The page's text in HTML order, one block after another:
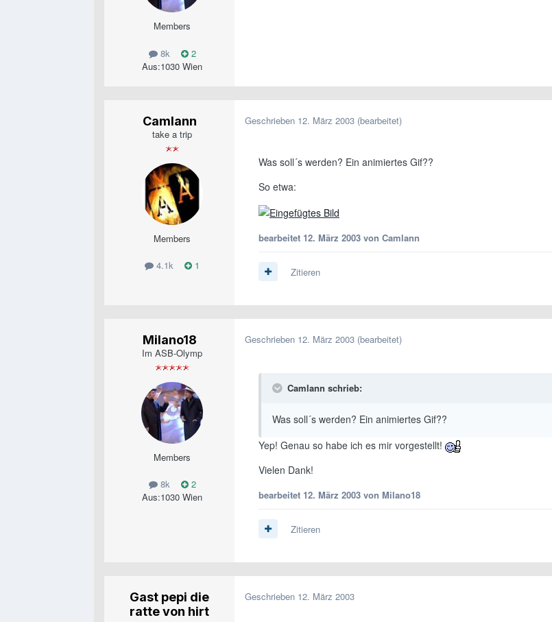
Members
8k
2
Aus:1030 Wien
Camlann
take a trip
Members
4.1k 1
Geschrieben 12. März 2003 (bearbeitet)
Was soll´s werden? Ein animiertes Gif??
So etwa:
bearbeitet 12. März 2003 von Camlann
Zitieren
Milano18
Im ASB-Olymp
Members
8k
2
Aus:1030 Wien
Geschrieben 12. März 2003 (bearbeitet)
Camlann schrieb:
Was soll´s werden? Ein animiertes Gif??
Yep! Genau so habe ich es mir vorgestellt!
Vielen Dank!
bearbeitet 12. März 2003 von Milano18
Zitieren
Gast pepi die
ratte von hirt
Geschrieben 12. März 2003